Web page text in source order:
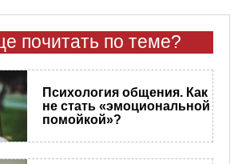
почитать по теме?
Психология общения. Как
не стать «эмоциональной
помойкой»?